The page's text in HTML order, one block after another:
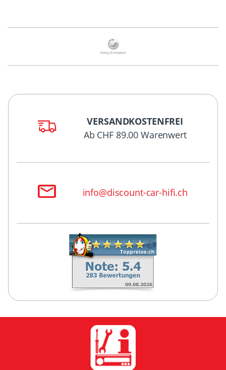
VERSANDKOSTENFREI
Ab CHF 89.00 Warenwert
info@discount-car-hifi.ch